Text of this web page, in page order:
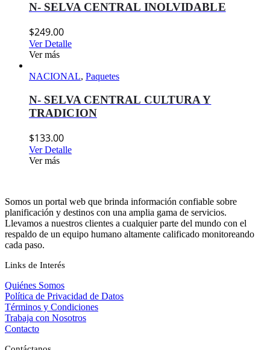
N- SELVA CENTRAL INOLVIDABLE
$249.00
Ver Detalle
Ver más
NACIONAL, Paquetes
N- SELVA CENTRAL CULTURA Y
TRADICION
$133.00
Ver Detalle
Ver más
Somos un portal web que brinda información confiable sobre
planificación y destinos con una amplia gama de servicios.
Llevamos a nuestros clientes a cualquier parte del mundo con el
respaldo de un equipo humano altamente calificado monitoreando
cada paso.
Links de Interés
Quiénes Somos
Política de Privacidad de Datos
Términos y Condiciones
Trabaja con Nosotros
Contacto